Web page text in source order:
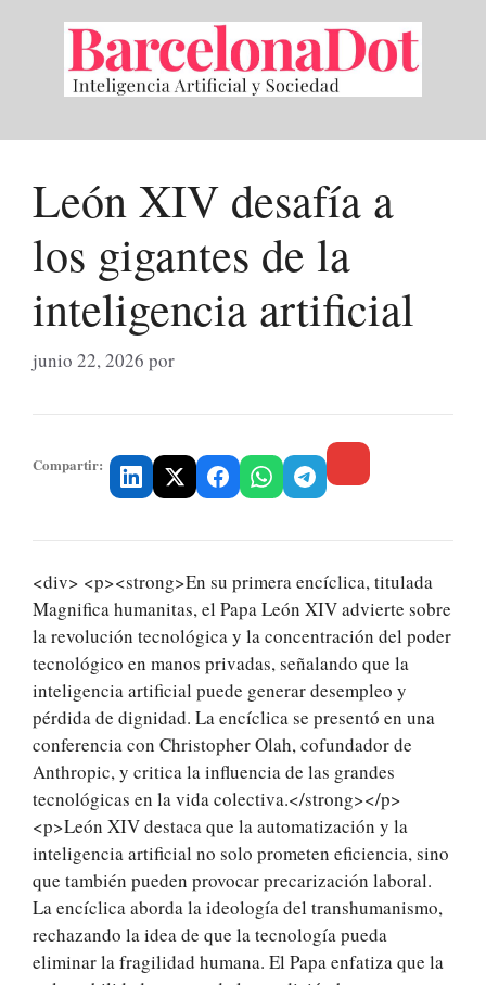
contenido
León XIV desafía a
los gigantes de la
inteligencia artificial
junio 22, 2026 por
Compartir:
<div> <p><strong>En su primera encíclica, titulada
Magnifica humanitas, el Papa León XIV advierte sobre
la revolución tecnológica y la concentración del poder
tecnológico en manos privadas, señalando que la
inteligencia artificial puede generar desempleo y
pérdida de dignidad. La encíclica se presentó en una
conferencia con Christopher Olah, cofundador de
Anthropic, y critica la influencia de las grandes
tecnológicas en la vida colectiva.</strong></p>
<p>León XIV destaca que la automatización y la
inteligencia artificial no solo prometen eficiencia, sino
que también pueden provocar precarización laboral.
La encíclica aborda la ideología del transhumanismo,
rechazando la idea de que la tecnología pueda
eliminar la fragilidad humana. El Papa enfatiza que la